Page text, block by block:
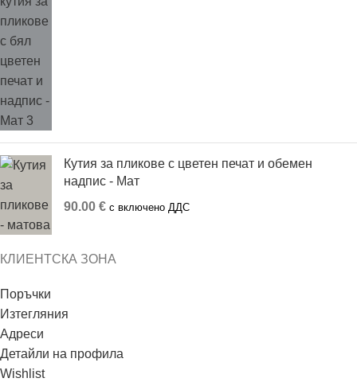
Кутия за пликове с цветен печат и обемен
надпис - Мат
90.00 € с включено ДДС
КЛИЕНТСКА ЗОНА
Поръчки
Изтегляния
Адреси
Детайли на профила
Wishlist